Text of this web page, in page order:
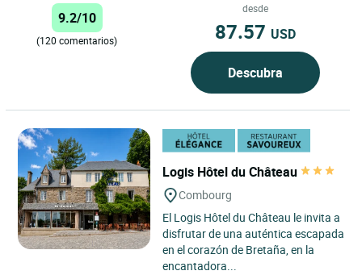
9.2/10
(120 comentarios)
desde
87.57 USD
Descubra
Logis Hôtel du Château
Combourg
El Logis Hôtel du Château le invita a
disfrutar de una auténtica escapada
en el corazón de Bretaña, en la
encantadora...